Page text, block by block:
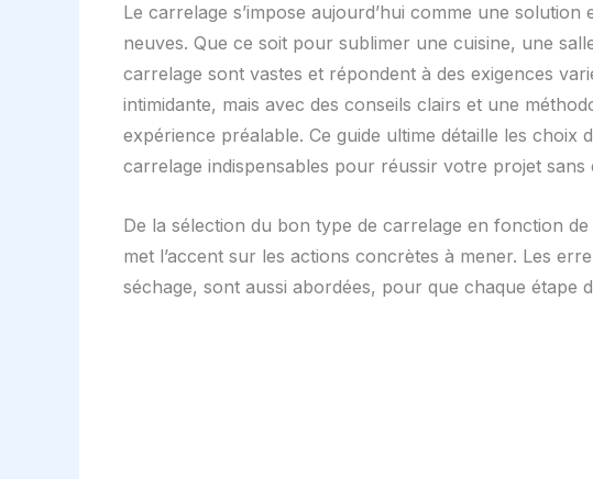
Le carrelage s’impose aujourd’hui comme une
neuves. Que ce soit pour sublimer une cuisine, une
carrelage sont vastes et répondent à des exigences
intimidante, mais avec des conseils clairs et une
expérience préalable. Ce guide ultime détaille les
carrelage indispensables pour réussir votre projet sans
De la sélection du bon type de carrelage en fonction
met l’accent sur les actions concrètes à mener. Les
séchage, sont aussi abordées, pour que chaque